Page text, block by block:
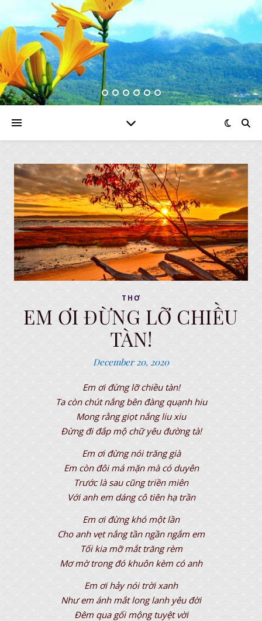
THƠ
EM ƠI ĐỪNG LỠ CHIỀU
TÀN!
December 20, 2020
Em ơi đừng lỡ chiều tàn!
Ta còn chút nắng bên đàng quạnh hiu
Mong rằng giọt nắng liu xiu
Đừng đi đắp mộ chữ yêu đường tà!
Em ơi đừng nói trăng già
Em còn đôi má mặn mà có duyên
Trước là sau cũng triền miên
Với anh em dáng cô tiên hạ trần
Em ơi đừng khó một lần
Cho anh vẹt nắng tần ngần ngắm em
Tối kia mỡ mắt trăng rèm
Mơ mờ trong đó khuôn kèm có anh
Em ơi hảy nói trời xanh
Như em ánh mắt long lanh yêu đời
Đêm qua gối mộng tuyệt vời